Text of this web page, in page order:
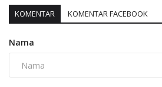
KOMENTAR KOMENTAR FACEBOOK
Nama